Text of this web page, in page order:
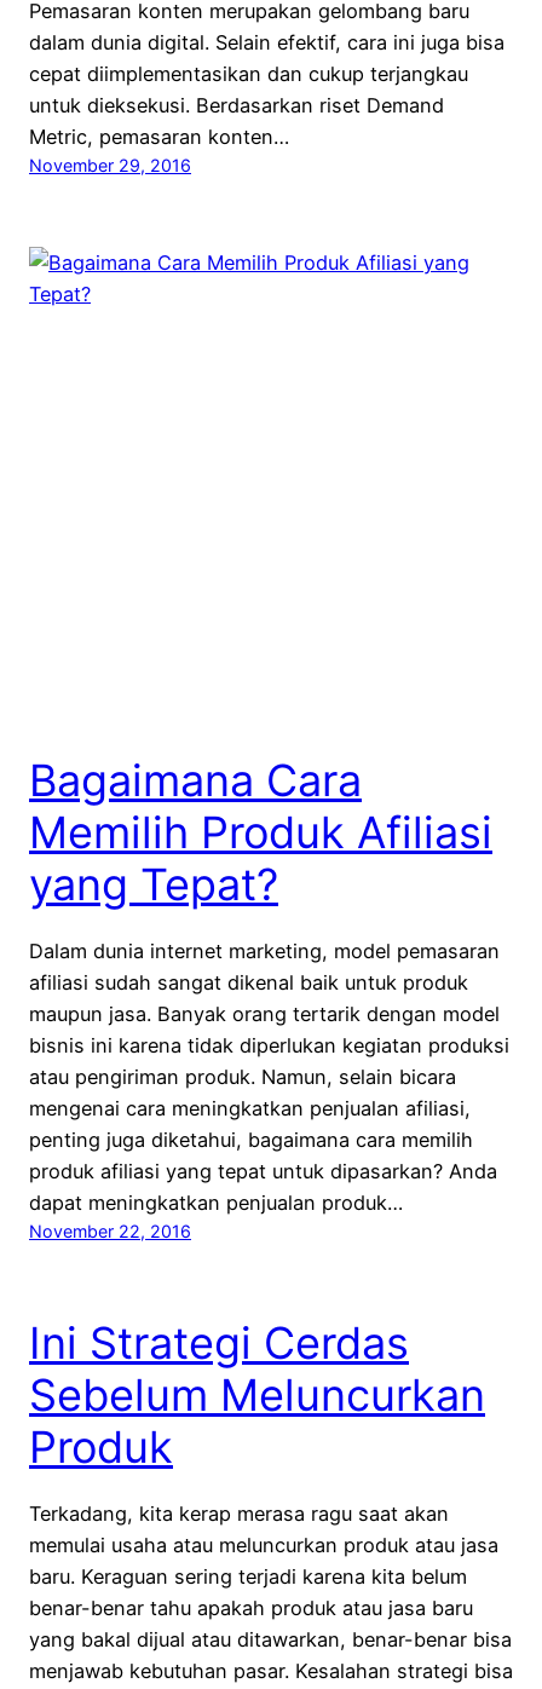
Pemasaran konten merupakan gelombang baru
dalam dunia digital. Selain efektif, cara ini juga bisa
cepat diimplementasikan dan cukup terjangkau
untuk dieksekusi. Berdasarkan riset Demand
Metric, pemasaran konten…
November 29, 2016
Bagaimana Cara
Memilih Produk Afiliasi
yang Tepat?
Dalam dunia internet marketing, model pemasaran
afiliasi sudah sangat dikenal baik untuk produk
maupun jasa. Banyak orang tertarik dengan model
bisnis ini karena tidak diperlukan kegiatan produksi
atau pengiriman produk. Namun, selain bicara
mengenai cara meningkatkan penjualan afiliasi,
penting juga diketahui, bagaimana cara memilih
produk afiliasi yang tepat untuk dipasarkan? Anda
dapat meningkatkan penjualan produk…
November 22, 2016
Ini Strategi Cerdas
Sebelum Meluncurkan
Produk
Terkadang, kita kerap merasa ragu saat akan
memulai usaha atau meluncurkan produk atau jasa
baru. Keraguan sering terjadi karena kita belum
benar-benar tahu apakah produk atau jasa baru
yang bakal dijual atau ditawarkan, benar-benar bisa
menjawab kebutuhan pasar. Kesalahan strategi bisa